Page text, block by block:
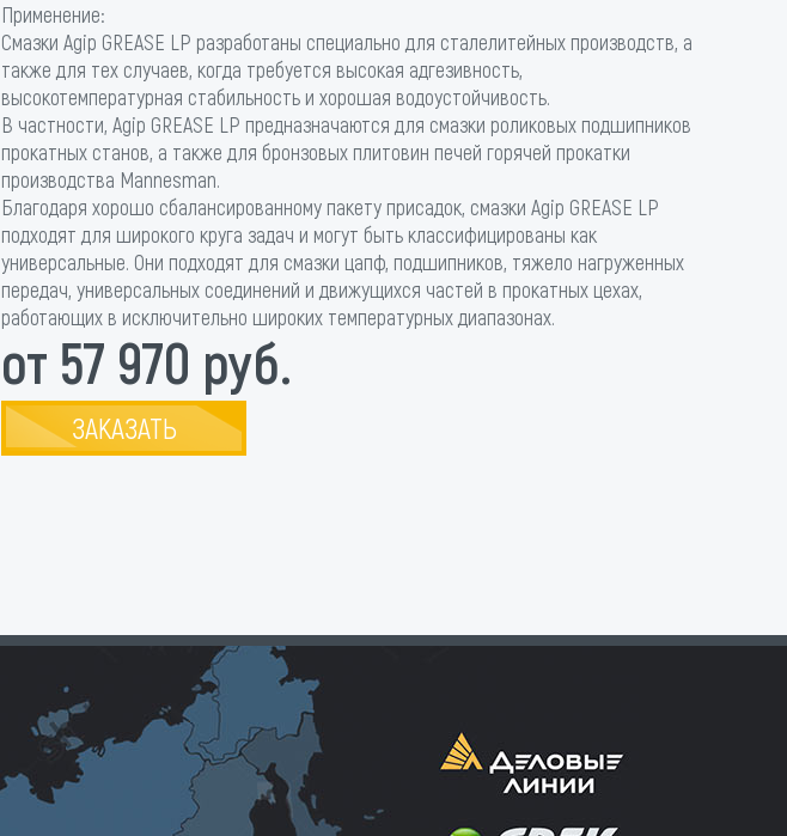
Применение:
Смазки Agip GREASE LP разработаны специально для сталелитейных производств, а
также для тех случаев, когда требуется высокая адгезивность,
высокотемпературная стабильность и хорошая водоустойчивость.
В частности, Agip GREASE LP предназначаются для смазки роликовых подшипников
прокатных станов, а также для бронзовых плитовин печей горячей прокатки
производства Mannesman.
Благодаря хорошо сбалансированному пакету присадок, смазки Agip GREASE LP
подходят для широкого круга задач и могут быть классифицированы как
универсальные. Они подходят для смазки цапф, подшипников, тяжело нагруженных
передач, универсальных соединений и движущихся частей в прокатных цехах,
работающих в исключительно широких температурных диапазонах.
от 57 970 руб.
ЗАКАЗАТЬ